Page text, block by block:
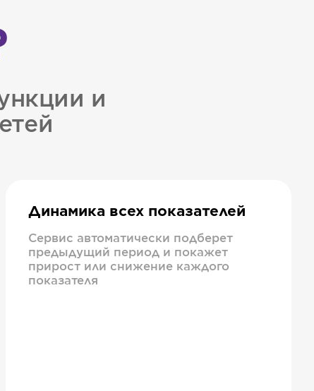
и
Динамика всех показателей
Сервис автоматически подберет
предыдущий период и покажет
прирост или снижение каждого
показателя